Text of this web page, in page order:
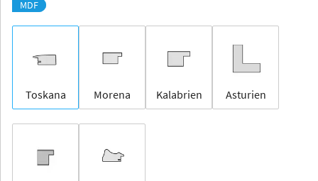
MDF
Toskana Morena Kalabrien Asturien